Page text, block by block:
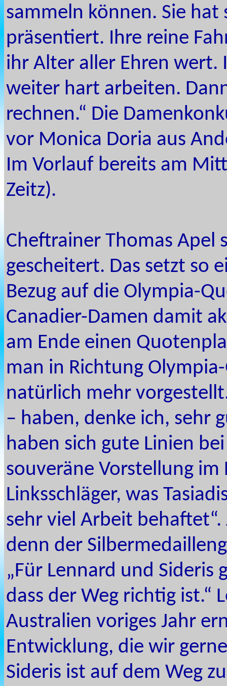
sammeln können. Sie
präsentiert. Ihre reine
ihr Alter aller Ehren wert.
weiter hart arbeiten.
rechnen.“ Die
vor Monica Doria aus
Im Vorlauf bereits am
Zeitz).
Cheftrainer Thomas Apel
gescheitert. Das setzt so
Bezug auf die Olympia-
Canadier-Damen damit
am Ende einen
man in Richtung
natürlich mehr
– haben, denke ich, sehr
haben sich gute Linien
souveräne Vorstellung im
Linksschläger, was
sehr viel Arbeit
denn der
„Für Lennard und
dass der Weg richtig ist.“
Australien voriges Jahr
Entwicklung, die wir
Sideris ist auf dem Weg